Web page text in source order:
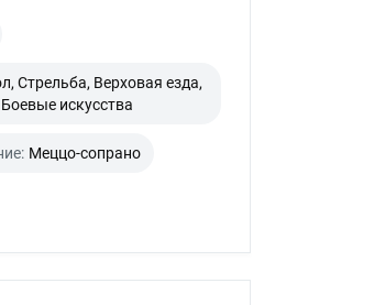
Стрельба, Верховая езда,
искусства
Меццо-сопрано